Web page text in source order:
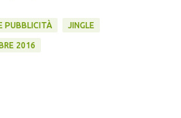
PUBBLICITÀ JINGLE
2016